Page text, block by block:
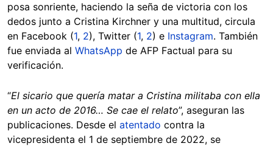
posa sonriente, haciendo la seña de victoria con los
dedos junto a Cristina Kirchner y una multitud, circula
en Facebook (1, 2), Twitter (1, 2) e Instagram. También
fue enviada al WhatsApp de AFP Factual para su
verificación.
“El sicario que quería matar a Cristina militaba con ella
en un acto de 2016… Se cae el relato”, aseguran las
publicaciones. Desde el atentado contra la
vicepresidenta el 1 de septiembre de 2022, se